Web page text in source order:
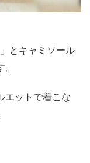
とキャミソール
エットで着こな